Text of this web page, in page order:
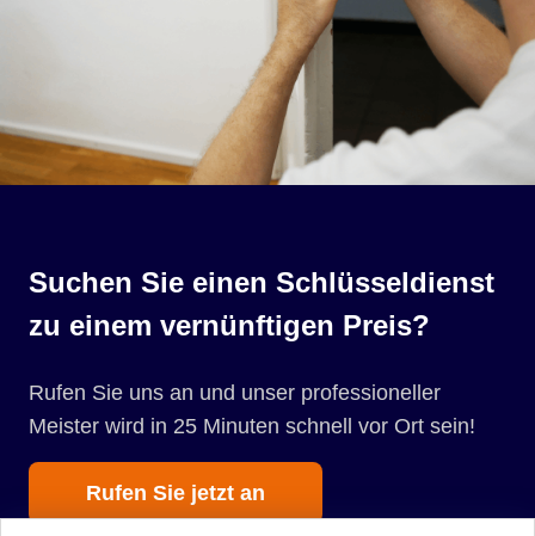
Suchen Sie einen Schlüsseldienst
zu einem vernünftigen Preis?
Rufen Sie uns an und unser professioneller
Meister wird in 25 Minuten schnell vor Ort sein!
Rufen Sie jetzt an